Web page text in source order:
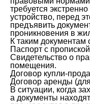
требуется
устройство, перед
предъявить
проникновения в
К таким документам
Паспорт с
Свидетельство о
помещения.
Договор купли-
Договор аренды
В ситуации, когда
а документы